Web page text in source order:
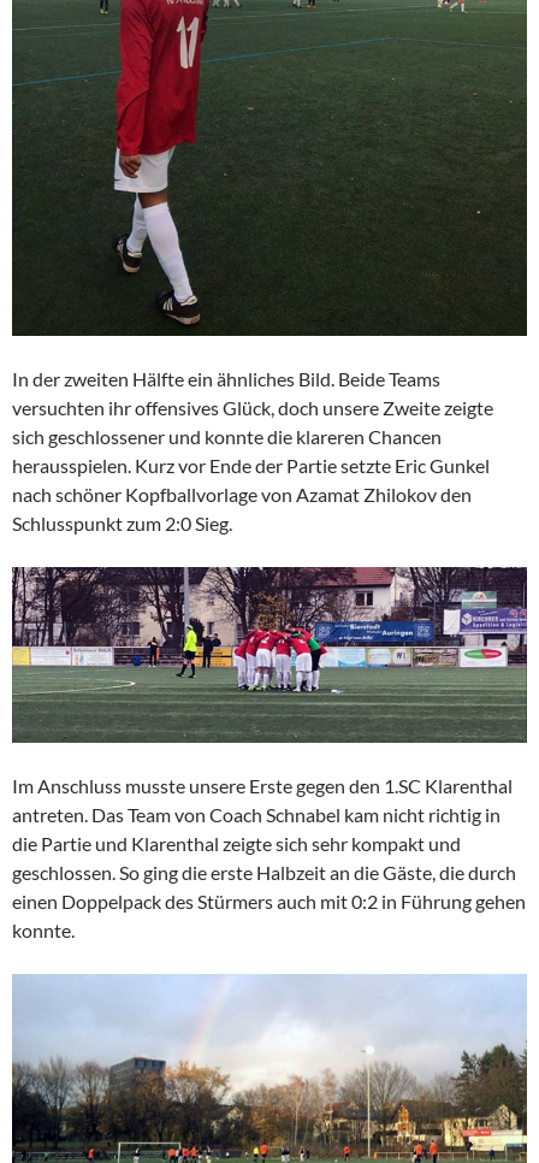
In der zweiten Hälfte ein ähnliches Bild. Beide Teams
versuchten ihr offensives Glück, doch unsere Zweite zeigte
sich geschlossener und konnte die klareren Chancen
herausspielen. Kurz vor Ende der Partie setzte Eric Gunkel
nach schöner Kopfballvorlage von Azamat Zhilokov den
Schlusspunkt zum 2:0 Sieg.
Im Anschluss musste unsere Erste gegen den 1.SC Klarenthal
antreten. Das Team von Coach Schnabel kam nicht richtig in
die Partie und Klarenthal zeigte sich sehr kompakt und
geschlossen. So ging die erste Halbzeit an die Gäste, die durch
einen Doppelpack des Stürmers auch mit 0:2 in Führung gehen
konnte.